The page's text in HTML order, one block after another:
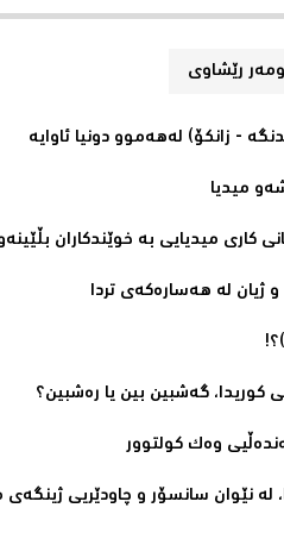
رێشاوی
- زانكۆ) له‌هه‌موو دونیا ئاوایه‌‌‌
میدیا‌
كاری میدیایی به‌ خوێندكاران
ژیان له‌ هه‌ساره‌كه‌ی تردا
كوریدا، گه‌شبین بین یا ره‌شبین؟‌
وەك كولتوور‌
لە نێوان سانسۆر و چاودێریى ژینگەی